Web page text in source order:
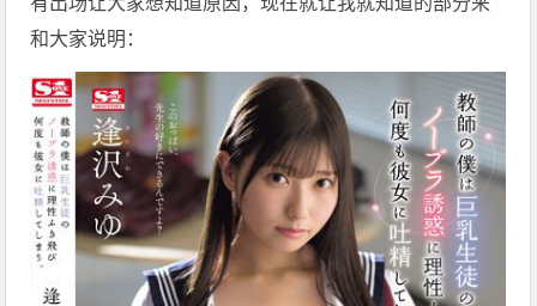
和大家说明：